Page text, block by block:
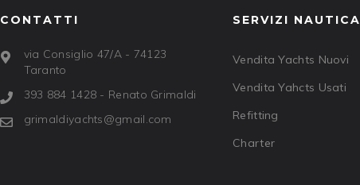
CONTATTI
via Consiglio 47/A - 74123
Taranto
393 884 1428 - Renato Grimaldi
grimaldiyachts@gmail.com
SERVIZI NAUTICA
Vendita Yachts Nuovi
Vendita Yahcts Usati
Refitting
Charter